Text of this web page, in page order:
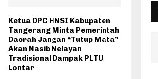
Ketua DPC HNSI Kabupaten
Tangerang Minta Pemerintah
Daerah Jangan “Tutup Mata”
Akan Nasib Nelayan
Tradisional Dampak PLTU
Lontar